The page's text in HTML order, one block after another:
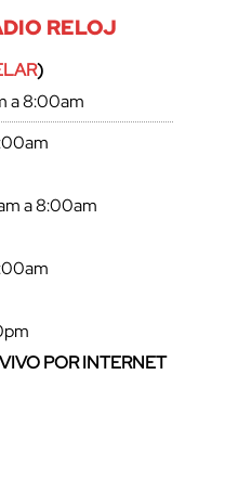
RELOJ
)
a 8:00am
a 8:00am
POR INTERNET